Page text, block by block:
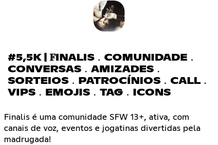
#5,5K | 𝐅INALIS﹒COMUNIDADE﹒
CONVERSAS﹒AMIZADES﹒
SORTEIOS﹒PATROCÍNIOS﹒CALL﹒
VIPS﹒EMOJIS﹒TAG﹒ICONS
Finalis é uma comunidade SFW 13+, ativa, com
canais de voz, eventos e jogatinas divertidas pela
madrugada!